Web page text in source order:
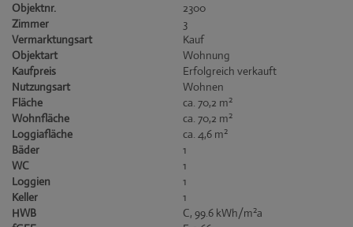
Objektnr.
2300
Zimmer
3
Vermarktungsart
Kauf
Objektart
Wohnung
Kaufpreis
Erfolgreich verkauft
Nutzungsart
Wohnen
Fläche
ca. 70,2 m2
Wohnfläche ca. 70,2 m2
Loggiafläche ca. 4,6 m2
Bäder
1
WC
1
Loggien
1
Keller
1
HWB
C, 99.6 kWh/m2a